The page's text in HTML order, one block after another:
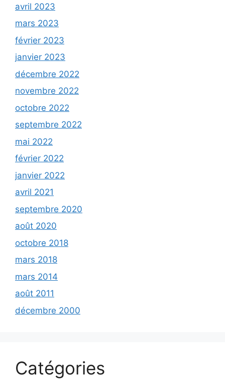
avril 2023
mars 2023
février 2023
janvier 2023
décembre 2022
novembre 2022
octobre 2022
septembre 2022
mai 2022
février 2022
janvier 2022
avril 2021
septembre 2020
août 2020
octobre 2018
mars 2018
mars 2014
août 2011
décembre 2000
Catégories